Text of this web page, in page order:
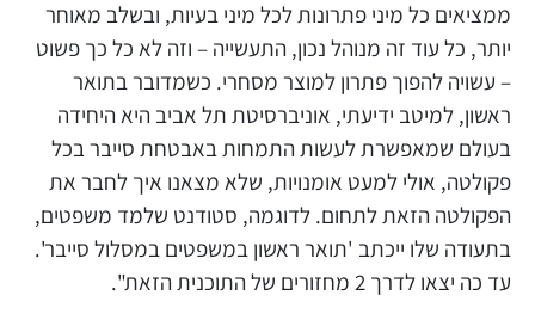
ממציאים כל מיני פתרונות לכל מיני בעיות, ובשלב מאוחר
יותר, כל עוד זה מנוהל נכון, התעשייה – וזה לא כל כך פשוט
– עשויה להפוך פתרון למוצר מסחרי. כשמדובר בתואר
ראשון, למיטב ידיעתי, אוניברסיטת תל אביב היא היחידה
בעולם שמאפשרת לעשות התמחות באבטחת סייבר בכל
פקולטה, אולי למעט אומנויות, שלא מצאנו איך לחבר את
הפקולטה הזאת לתחום. לדוגמה, סטודנט שלמד משפטים,
בתעודה שלו ייכתב 'תואר ראשון במשפטים במסלול סייבר'.
עד כה יצאו לדרך 2 מחזורים של התוכנית הזאת".